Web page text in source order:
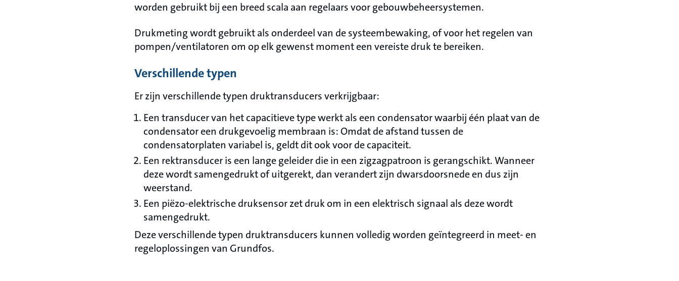
worden gebruikt bij een breed scala aan regelaars voor gebouwbeheersystemen.
Drukmeting wordt gebruikt als onderdeel van de systeembewaking, of voor het regelen van
pompen/ventilatoren om op elk gewenst moment een vereiste druk te bereiken.
Verschillende typen
Er zijn verschillende typen druktransducers verkrijgbaar:
Een transducer van het capacitieve type werkt als een condensator waarbij één plaat van de
condensator een drukgevoelig membraan is: Omdat de afstand tussen de
condensatorplaten variabel is, geldt dit ook voor de capaciteit.
Een rektransducer is een lange geleider die in een zigzagpatroon is gerangschikt. Wanneer
deze wordt samengedrukt of uitgerekt, dan verandert zijn dwarsdoorsnede en dus zijn
weerstand.
Een piëzo-elektrische druksensor zet druk om in een elektrisch signaal als deze wordt
samengedrukt.
Deze verschillende typen druktransducers kunnen volledig worden geïntegreerd in meet- en
regeloplossingen van Grundfos.